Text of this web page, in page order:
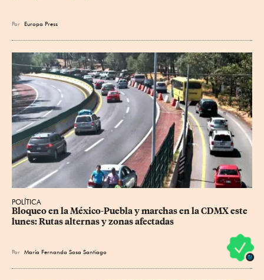
Por Europa Press
POLÍTICA
Bloqueo en la México-Puebla y marchas en la CDMX este
lunes: Rutas alternas y zonas afectadas
Por María Fernanda Sosa Santiago